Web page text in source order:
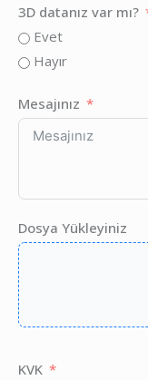
3D datanız var mı?
Evet
Hayır
Mesajınız
Dosya Yükleyiniz
KVK